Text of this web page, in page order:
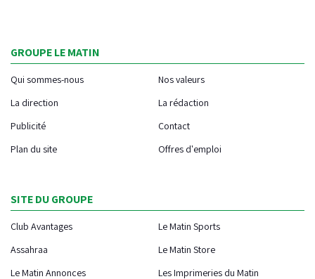
GROUPE LE MATIN
Qui sommes-nous
Nos valeurs
La direction
La rédaction
Publicité
Contact
Plan du site
Offres d'emploi
SITE DU GROUPE
Club Avantages
Le Matin Sports
Assahraa
Le Matin Store
Le Matin Annonces
Les Imprimeries du Matin